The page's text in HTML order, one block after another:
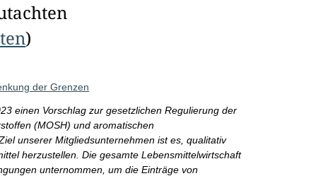
)
der Grenzen
einen Vorschlag zur gesetzlichen Regulierung der
(MOSH) und aromatischen
unserer Mitgliedsunternehmen ist es, qualitativ
herzustellen. Die gesamte Lebensmittelwirtschaft
unternommen, um die Einträge von